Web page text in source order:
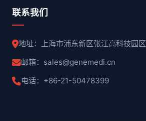
联系我们
地址：上海市浦东新区张江高科技园区
邮箱：sales@genemedi.cn
电话：+86-21-50478399